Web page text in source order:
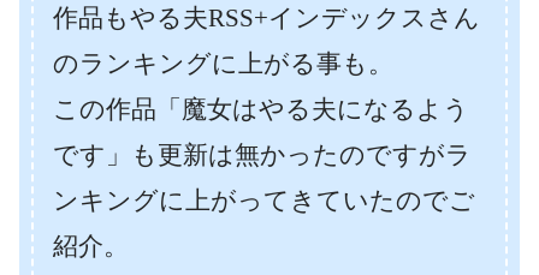
作品もやる夫RSS+インデックスさん
のランキングに上がる事も。
この作品「魔女はやる夫になるよう
です」も更新は無かったのですがラ
ンキングに上がってきていたのでご
紹介。